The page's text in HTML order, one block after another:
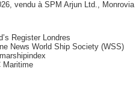
vendu à SPM Arjun Ltd.,
Register Londres
News World Ship Society (WSS)
Maritime